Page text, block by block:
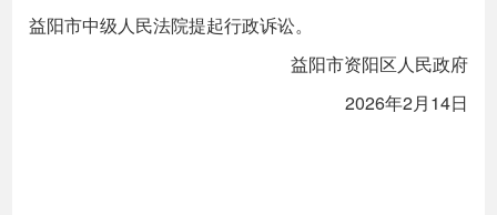
益阳市中级人民法院提起行政诉讼。
益阳市资阳区人民政府
2026年2月14日